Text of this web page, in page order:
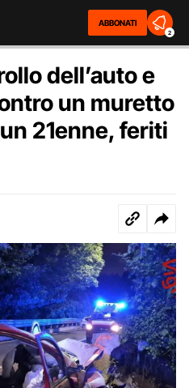
ABBONATI
2
dell’auto e
un muretto
21enne, feriti